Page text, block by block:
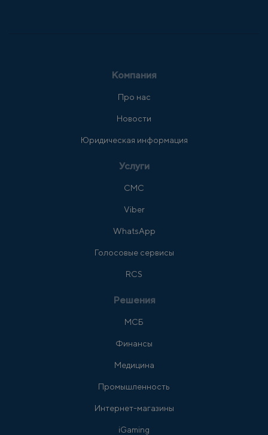
Компания
Про нас
Новости
Юридическая информация
Услуги
СМС
Viber
WhatsApp
Голосовые сервисы
RCS
Решения
МСБ
Финансы
Медицина
Промышленность
Интернет-магазины
iGaming